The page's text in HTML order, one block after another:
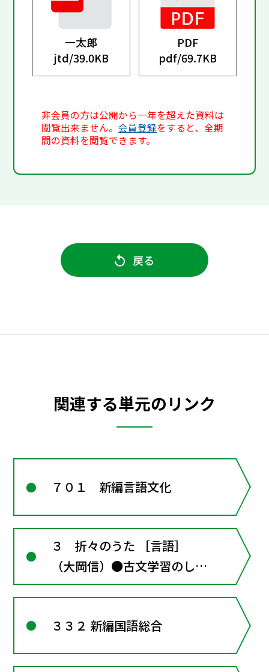
一太郎
jtd/39.0KB
PDF
pdf/69.7KB
非会員の方は公開から一年を超えた資料は
閲覧出来ません。会員登録をすると、全期
間の資料を閲覧できます。
戻る
関連する単元のリンク
７０１ 新編言語文化
３ 折々のうた ［言語］
（大岡信）●古文学習のしる
べ５･･･和歌〔言語活動〕短
３３２ 新編国語総合